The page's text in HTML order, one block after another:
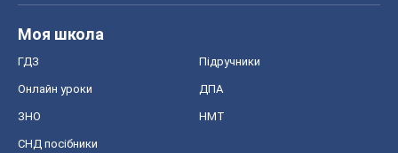
Моя школа
ГДЗ Підручники
Онлайн уроки ДПА
ЗНО НМТ
СНД посібники